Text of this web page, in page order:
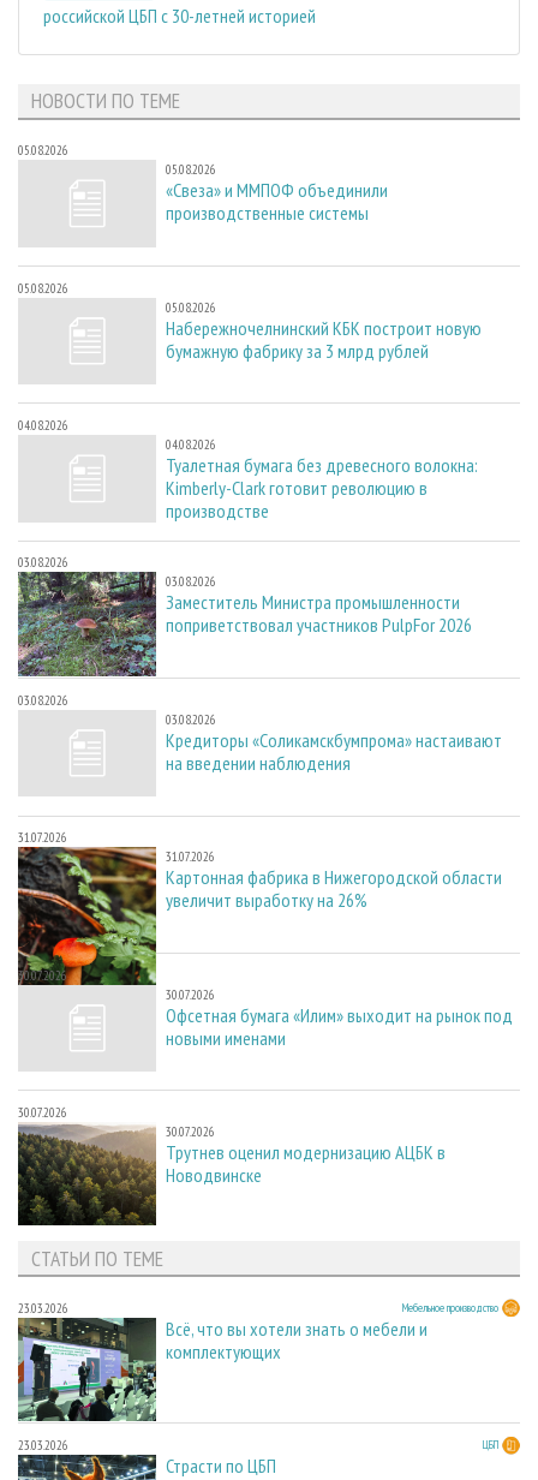
российской ЦБП с 30-летней историей
НОВОСТИ ПО ТЕМЕ
05.08.2026
05.08.2026
«Свеза» и ММПОФ объединили
производственные системы
05.08.2026
05.08.2026
Набережночелнинский КБК построит новую
бумажную фабрику за 3 млрд рублей
04.08.2026
04.08.2026
Туалетная бумага без древесного волокна:
Kimberly-Clark готовит революцию в
производстве
03.08.2026
03.08.2026
Заместитель Министра промышленности
поприветствовал участников PulpFor 2026
03.08.2026
03.08.2026
Кредиторы «Соликамскбумпрома» настаивают
на введении наблюдения
31.07.2026
31.07.2026
Картонная фабрика в Нижегородской области
увеличит выработку на 26%
30.07.2026
30.07.2026
Офсетная бумага «Илим» выходит на рынок под
новыми именами
30.07.2026
30.07.2026
Трутнев оценил модернизацию АЦБК в
Новодвинске
СТАТЬИ ПО ТЕМЕ
23.03.2026 Мебельное производство
Всё, что вы хотели знать о мебели и
комплектующих
23.03.2026 ЦБП
Страсти по ЦБП